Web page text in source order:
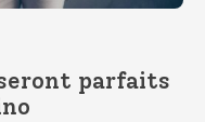
parfaits